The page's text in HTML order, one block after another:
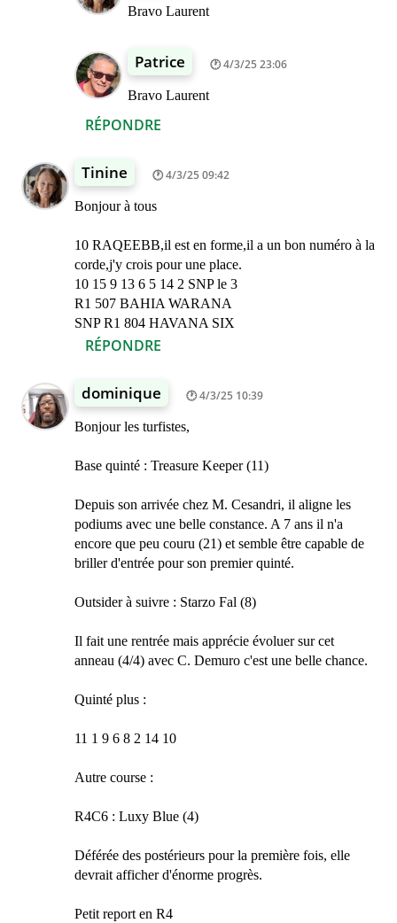
RÉPONDRE
Bravo Laurent
Patrice 4/3/25 23:06
Bravo Laurent
Tinine 4/3/25 09:42
Bonjour à tous
10 RAQEEBB,il est en forme,il a un bon numéro à la
corde,j'y crois pour une place.
10 15 9 13 6 5 14 2 SNP le 3
R1 507 BAHIA WARANA
SNP R1 804 HAVANA SIX
RÉPONDRE
dominique 4/3/25 10:39
Bonjour les turfistes,
Base quinté : Treasure Keeper (11)
Depuis son arrivée chez M. Cesandri, il aligne les
podiums avec une belle constance. A 7 ans il n'a
encore que peu couru (21) et semble être capable de
briller d'entrée pour son premier quinté.
Outsider à suivre : Starzo Fal (8)
Il fait une rentrée mais apprécie évoluer sur cet
anneau (4/4) avec C. Demuro c'est une belle chance.
Quinté plus :
11 1 9 6 8 2 14 10
Autre course :
R4C6 : Luxy Blue (4)
Déférée des postérieurs pour la première fois, elle
devrait afficher d'énorme progrès.
Petit report en R4